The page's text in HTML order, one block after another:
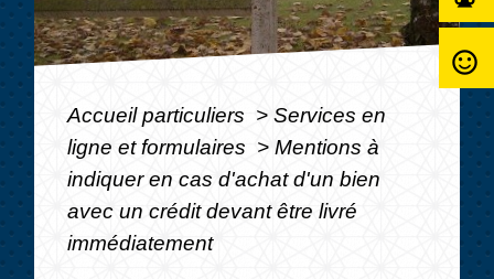
Accueil particuliers > Services en
ligne et formulaires > Mentions à
indiquer en cas d'achat d'un bien
avec un crédit devant être livré
immédiatement
sentiment_satisfied_alt